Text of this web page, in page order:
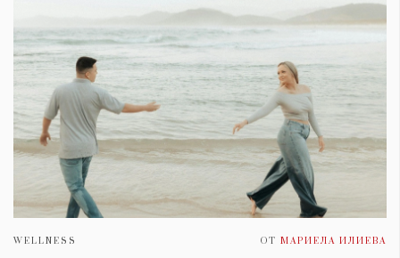
WELLNESS ОТ МАРИЕЛА ИЛИЕВА